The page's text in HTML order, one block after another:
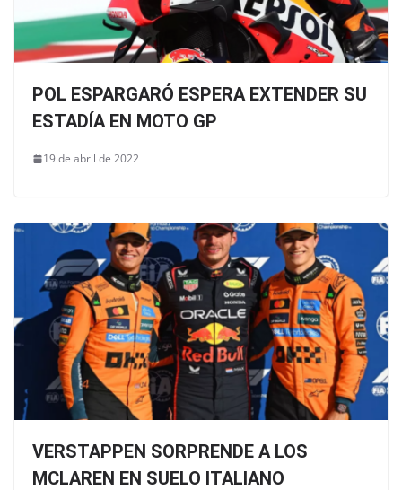
POL ESPARGARÓ ESPERA EXTENDER SU
ESTADÍA EN MOTO GP
19 de abril de 2022
VERSTAPPEN SORPRENDE A LOS
MCLAREN EN SUELO ITALIANO